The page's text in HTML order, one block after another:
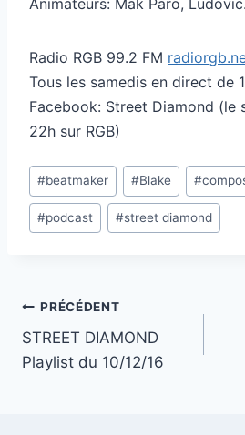
Animateurs: Mak Paro, Ludovic.
Radio RGB 99.2 FM
Tous les samedis en direct de
Facebook: Street Diamond (le
22h sur RGB)
Étiquettes
de
la
#beatmaker #Blake #
#podcast #street diamond
Navigation
de
PRÉCÉDENT
STREET DIAMOND
Playlist du 10/12/16